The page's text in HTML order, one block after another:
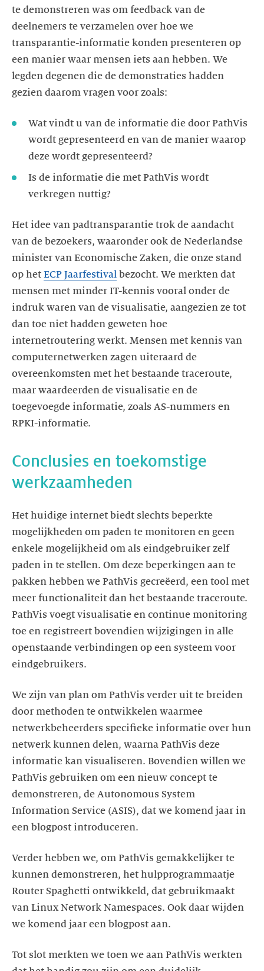
te demonstreren was om feedback van de
deelnemers te verzamelen over hoe we
transparantie-informatie konden presenteren op
een manier waar mensen iets aan hebben. We
legden degenen die de demonstraties hadden
gezien daarom vragen voor zoals:
Wat vindt u van de informatie die door PathVis
wordt gepresenteerd en van de manier waarop
deze wordt gepresenteerd?
Is de informatie die met PathVis wordt
verkregen nuttig?
Het idee van padtransparantie trok de aandacht
van de bezoekers, waaronder ook de Nederlandse
minister van Economische Zaken, die onze stand
op het ECP Jaarfestival bezocht. We merkten dat
mensen met minder IT-kennis vooral onder de
indruk waren van de visualisatie, aangezien ze tot
dan toe niet hadden geweten hoe
internetroutering werkt. Mensen met kennis van
computernetwerken zagen uiteraard de
overeenkomsten met het bestaande traceroute,
maar waardeerden de visualisatie en de
toegevoegde informatie, zoals AS-nummers en
RPKI-informatie.
Conclusies en toekomstige
werkzaamheden
Het huidige internet biedt slechts beperkte
mogelijkheden om paden te monitoren en geen
enkele mogelijkheid om als eindgebruiker zelf
paden in te stellen. Om deze beperkingen aan te
pakken hebben we PathVis gecreëerd, een tool met
meer functionaliteit dan het bestaande traceroute.
PathVis voegt visualisatie en continue monitoring
toe en registreert bovendien wijzigingen in alle
openstaande verbindingen op een systeem voor
eindgebruikers.
We zijn van plan om PathVis verder uit te breiden
door methoden te ontwikkelen waarmee
netwerkbeheerders specifieke informatie over hun
netwerk kunnen delen, waarna PathVis deze
informatie kan visualiseren. Bovendien willen we
PathVis gebruiken om een nieuw concept te
demonstreren, de Autonomous System
Information Service (ASIS), dat we komend jaar in
een blogpost introduceren.
Verder hebben we, om PathVis gemakkelijker te
kunnen demonstreren, het hulpprogrammaatje
Router Spaghetti ontwikkeld, dat gebruikmaakt
van Linux Network Namespaces. Ook daar wijden
we komend jaar een blogpost aan.
Tot slot merkten we toen we aan PathVis werkten